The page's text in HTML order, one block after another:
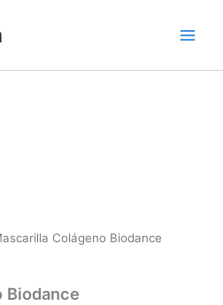
Colágeno Biodance
Biodance